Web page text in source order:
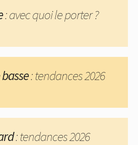
: avec quoi le porter ?
: tendances 2026
: tendances 2026